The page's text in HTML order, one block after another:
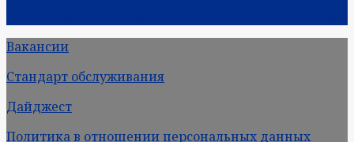
Вакансии
Стандарт обслуживания
Дайджест
Политика в отношении персональных данных